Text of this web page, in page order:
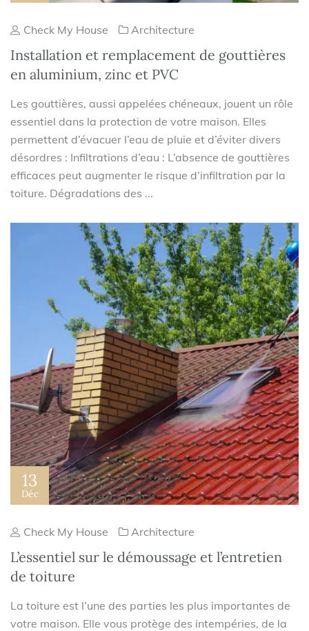
Check My House Architecture
Installation et remplacement de gouttières
en aluminium, zinc et PVC
Les gouttières, aussi appelées chéneaux, jouent un rôle
essentiel dans la protection de votre maison. Elles
permettent d’évacuer l’eau de pluie et d’éviter divers
désordres : Infiltrations d’eau : L’absence de gouttières
efficaces peut augmenter le risque d’infiltration par la
toiture. Dégradations des ...
13
Déc
Check My House Architecture
L’essentiel sur le démoussage et l’entretien
de toiture
La toiture est l’une des parties les plus importantes de
votre maison. Elle vous protège des intempéries, de la